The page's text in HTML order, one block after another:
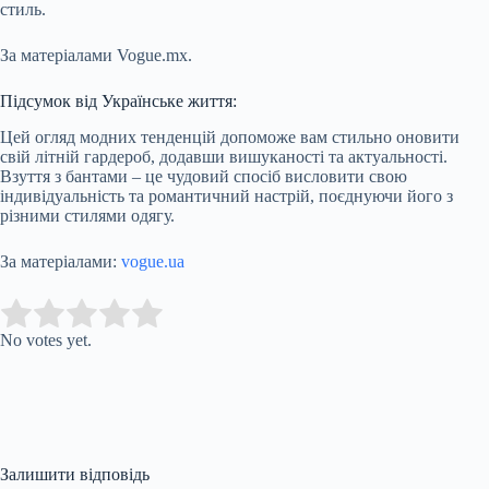
стиль.
За матеріалами Vogue.mx.
Підсумок від Українське життя:
Цей огляд модних тенденцій допоможе вам стильно оновити
свій літній гардероб, додавши вишуканості та актуальності.
Взуття з бантами – це чудовий спосіб висловити свою
індивідуальність та романтичний настрій, поєднуючи його з
різними стилями одягу.
За матеріалами: vogue.ua
Rate this item:
No votes yet.
Залишити відповідь